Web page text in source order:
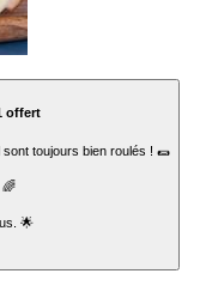
offert
toujours bien roulés ! 🌯
🌈
🌟